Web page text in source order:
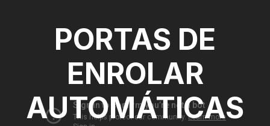
PORTAS DE
ENROLAR
AUTOMÁTICAS